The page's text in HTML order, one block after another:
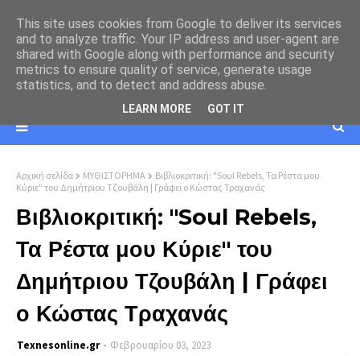
Αρχική σελίδα ΜΥΘΙΣΤΟΡΗΜΑ
Βιβλιοκριτική: "Soul Rebels, Τα Ρέστα μου
Κύριε" του Δημήτριου Τζουβάλη | Γράφει ο Κώστας Τραχανάς
Βιβλιοκριτική: "Soul Rebels,
Τα Ρέστα μου Κύριε" του
Δημήτριου Τζουβάλη | Γράφει
ο Κώστας Τραχανάς
Texnesοnline.gr Φεβρουαρίου 03, 2023
This site uses cookies from Google to deliver its services
and to analyze traffic. Your IP address and user-agent are
shared with Google along with performance and security
metrics to ensure quality of service, generate usage
statistics, and to detect and address abuse.
LEARN MORE GOT IT